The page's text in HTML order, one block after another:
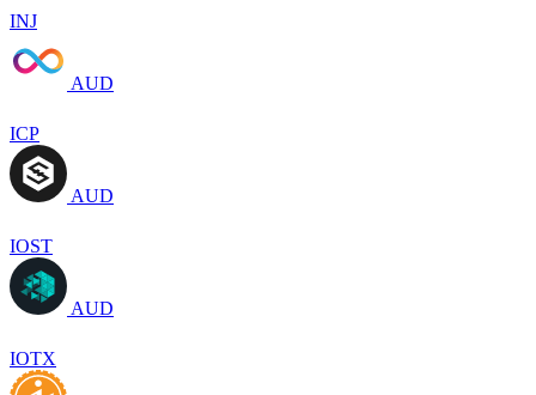
INJ
AUD
ICP
AUD
IOST
AUD
IOTX